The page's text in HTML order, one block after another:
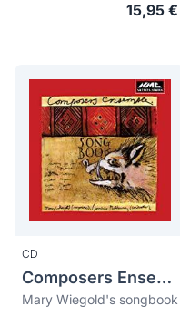
15,95 €
CD
Composers Ensemble
Mary Wiegold's songbook